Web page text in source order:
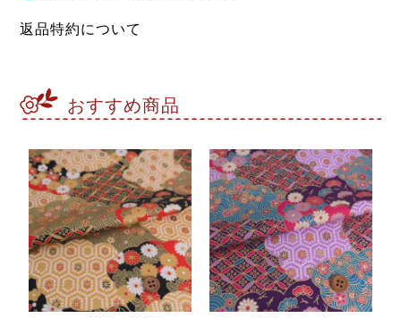
返品特約について
おすすめ商品